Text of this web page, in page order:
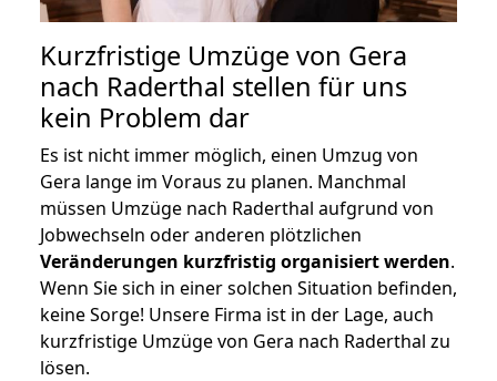
Kurzfristige Umzüge von Gera
nach Raderthal stellen für uns
kein Problem dar
Es ist nicht immer möglich, einen Umzug von
Gera lange im Voraus zu planen. Manchmal
müssen Umzüge nach Raderthal aufgrund von
Jobwechseln oder anderen plötzlichen
Veränderungen kurzfristig organisiert werden.
Wenn Sie sich in einer solchen Situation befinden,
keine Sorge! Unsere Firma ist in der Lage, auch
kurzfristige Umzüge von Gera nach Raderthal zu
lösen.